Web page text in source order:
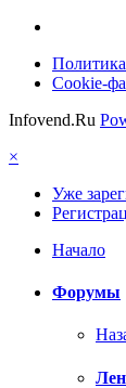
Cookie-
Infovend.Ru
×
Уже
Начало
Форумы